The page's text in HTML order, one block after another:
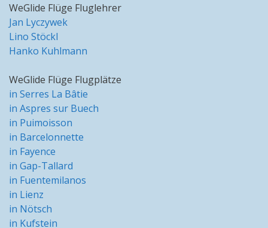
WeGlide Flüge Fluglehrer
Jan Lyczywek
Lino Stöckl
Hanko Kuhlmann
WeGlide Flüge Flugplätze
in Serres La Bâtie
in Aspres sur Buech
in Puimoisson
in Barcelonnette
in Fayence
in Gap-Tallard
in Fuentemilanos
in Lienz
in Nötsch
in Kufstein